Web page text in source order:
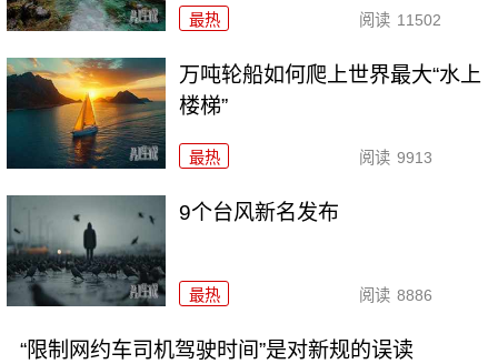
最热 阅读 11502
万吨轮船如何爬上世界最大“水上
楼梯”
最热 阅读 9913
9个台风新名发布
最热 阅读 8886
“限制网约车司机驾驶时间”是对新规的误读